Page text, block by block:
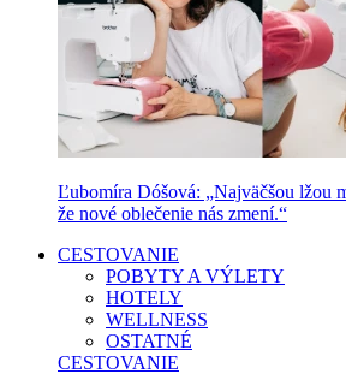
Ľubomíra Dóšová: „Najväčšou lžou
že nové oblečenie nás zmení.“
CESTOVANIE
POBYTY A VÝLETY
HOTELY
WELLNESS
OSTATNÉ
CESTOVANIE